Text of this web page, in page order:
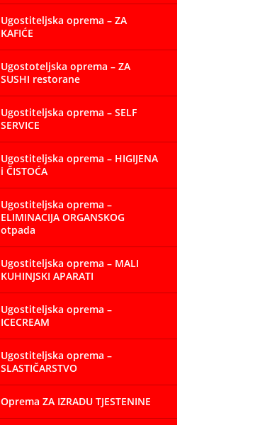
Ugostiteljska oprema – ZA
KAFIĆE
Ugostoteljska oprema – ZA
SUSHI restorane
Ugostiteljska oprema – SELF
SERVICE
Ugostiteljska oprema – HIGIJENA
i ČISTOĆA
Ugostiteljska oprema –
ELIMINACIJA ORGANSKOG
otpada
Ugostiteljska oprema – MALI
KUHINJSKI APARATI
Ugostiteljska oprema –
ICECREAM
Ugostiteljska oprema –
SLASTIČARSTVO
Oprema ZA IZRADU TJESTENINE